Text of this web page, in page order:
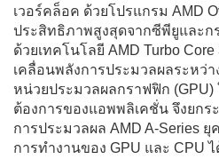
เวอร์คล็อค ด้วยโปรแกรม AMD
ประสิทธิภาพสูงสุดจากซีพียูและก
ด้วยเทคโนโลยี AMD Turbo
เคลื่อนพลังการประมวลผลระหว่
หน่วยประมวลผลกราฟฟิก
ต้องการของแอพพลิเคชั่น จึงยกร
การประมวลผล AMD A-Series
การทำงานของ GPU และ CPU